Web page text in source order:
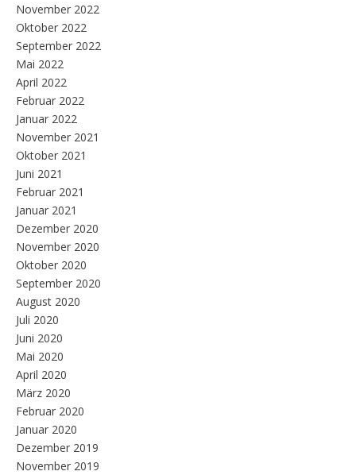
November 2022
Oktober 2022
September 2022
Mai 2022
April 2022
Februar 2022
Januar 2022
November 2021
Oktober 2021
Juni 2021
Februar 2021
Januar 2021
Dezember 2020
November 2020
Oktober 2020
September 2020
August 2020
Juli 2020
Juni 2020
Mai 2020
April 2020
März 2020
Februar 2020
Januar 2020
Dezember 2019
November 2019